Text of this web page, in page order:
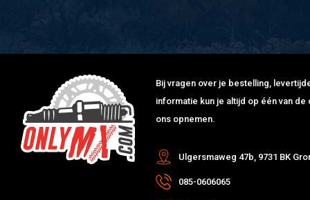
Bij vragen over je bestelling,
informatie kun je altijd op één van
ons opnemen.
Ulgersmaweg 47b, 9731 BK
085-0606065